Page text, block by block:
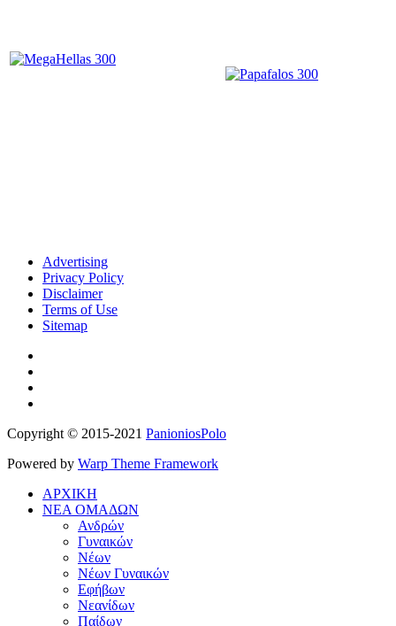
Advertising
Privacy Policy
Disclaimer
Terms of Use
Sitemap
Copyright © 2015-2021 PanioniosPolo
Powered by Warp Theme Framework
ΑΡΧΙΚΗ
ΝΕΑ ΟΜΑΔΩΝ
Ανδρών
Γυναικών
Νέων
Νέων Γυναικών
Εφήβων
Νεανίδων
Παίδων